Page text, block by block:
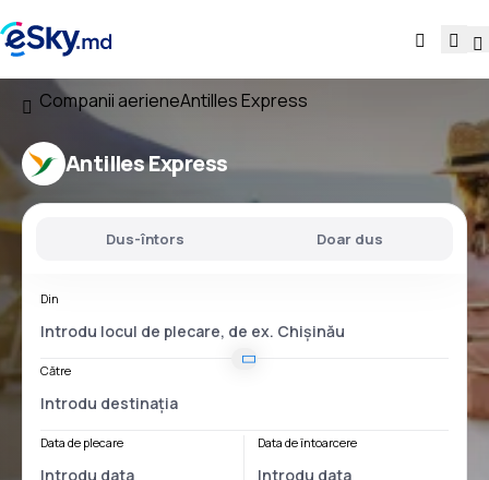
Companii aerieneAntilles Express
Antilles Express
Dus-întors Doar dus
Din
Către
Data de plecare Data de întoarcere